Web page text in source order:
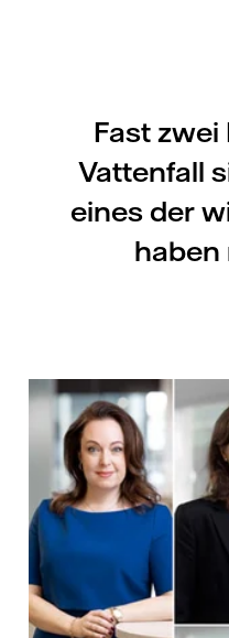
Fast
Vattenfall
eines der
haben